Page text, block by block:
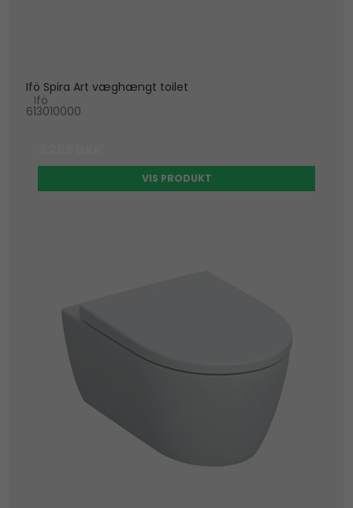
Ifö Spira Art væghængt toilet
Ifö
613010000
VIS PRODUKT